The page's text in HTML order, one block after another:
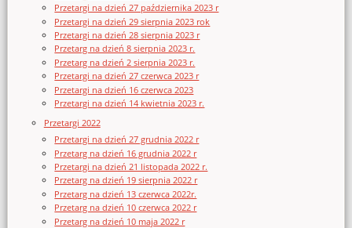
Przetargi na dzień 27 października 2023 r
Przetargi na dzień 29 sierpnia 2023 rok
Przetargi na dzień 28 sierpnia 2023 r
Przetarg na dzień 8 sierpnia 2023 r.
Przetarg na dzień 2 sierpnia 2023 r.
Przetargi na dzień 27 czerwca 2023 r
Przetargi na dzień 16 czerwca 2023
Przetargi na dzień 14 kwietnia 2023 r.
Przetargi 2022
Przetargi na dzień 27 grudnia 2022 r
Przetarg na dzień 16 grudnia 2022 r
Przetargi na dzień 21 listopada 2022 r.
Przetarg na dzień 19 sierpnia 2022 r
Przetarg na dzień 13 czerwca 2022r.
Przetarg na dzień 10 czerwca 2022 r
Przetarg na dzień 10 maja 2022 r